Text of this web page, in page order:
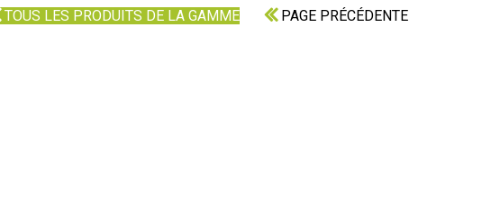
TOUS LES PRODUITS DE LA GAMME PAGE PRÉCÉDENTE